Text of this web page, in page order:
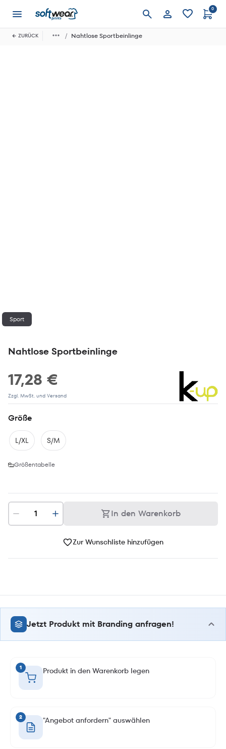
Anmelden
0
ZURÜCK Nahtlose Sportbeinlinge
Sport
Nahtlose Sportbeinlinge
17,28 €
Zzgl. MwSt. und Versand
Größe
L/XL S/M
Größentabelle
In den Warenkorb
Zur Wunschliste hinzufügen
Jetzt Produkt mit Branding anfragen!
1 Produkt in den Warenkorb legen
2 "Angebot anfordern" auswählen